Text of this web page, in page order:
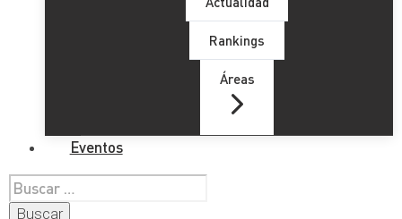
Rankings
Áreas
Eventos
Buscar: